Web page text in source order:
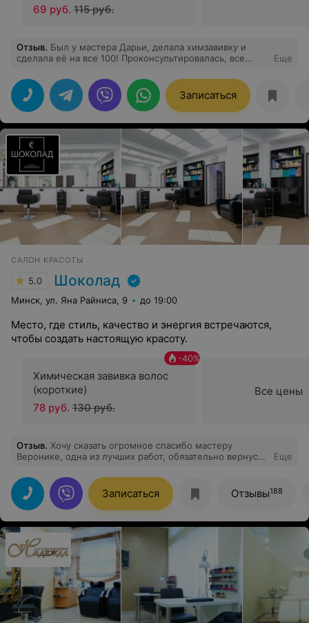
69 руб. 115 руб.
Отзыв. Был у мастера Дарьи, делала химзавивку и
сделала её на все 100! Проконсультировалась, все
Еще
Записаться
САЛОН КРАСОТЫ
5.0 Шоколад
Минск, ул. Яна Райниса, 9 до 19:00
Место, где стиль, качество и энергия встречаются,
чтобы создать настоящую красоту.
Химическая завивка волос
(короткие)
-40%
78 руб. 130 руб.
Все цены
Отзыв. Хочу сказать огромное спасибо мастеру
Веронике, одна из лучших работ, обязательно вернусь
Еще
Записаться Отзывы188